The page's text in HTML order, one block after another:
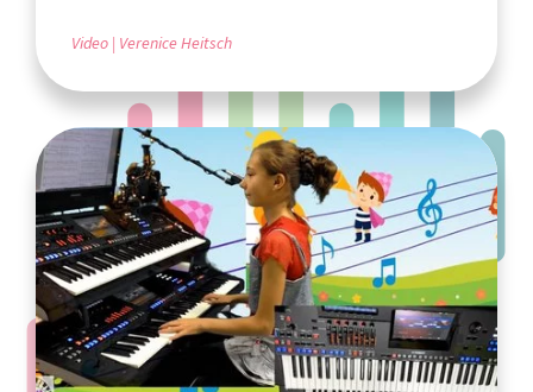
Video Verenice Heitsch